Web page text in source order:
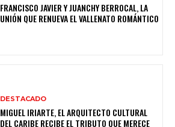
FRANCISCO JAVIER Y JUANCHY BERROCAL, LA
UNIÓN QUE RENUEVA EL VALLENATO ROMÁNTICO
DESTACADO
MIGUEL IRIARTE, EL ARQUITECTO CULTURAL
DEL CARIBE RECIBE EL TRIBUTO QUE MERECE